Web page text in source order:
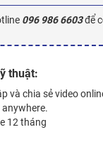
096 986 6603để
thuật:
và chia sẻ video
anywhere.
12 tháng